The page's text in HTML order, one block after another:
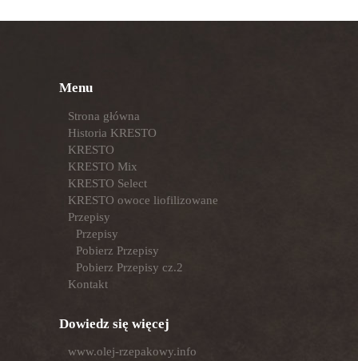
Menu
Strona główna
Historia KRESTO
KRESTO
KRESTO Mix
KRESTO Select
KRESTO owoce liofilizowane
Przepisy
Przepisy
Pobierz Przepisy
Pobierz Przepisy cz.2
Kontakt
Dowiedz się więcej
www.olej-rzepakowy.info